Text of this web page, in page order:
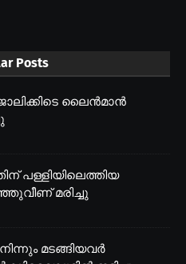
Posts
ലൈൻമാൻ
പള്ളിയിലെത്തിയ
മരിച്ചു
നിന്നും മടങ്ങിയവർ